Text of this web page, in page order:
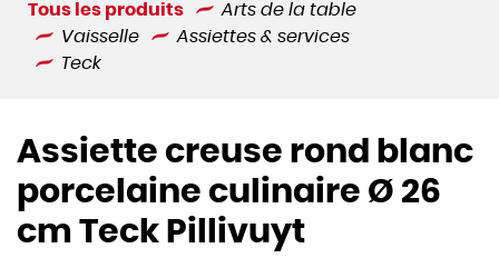
Tous les produits
Arts de la table
Vaisselle
Assiettes & services
Teck
Assiette creuse rond blanc
porcelaine culinaire Ø 26
cm Teck Pillivuyt